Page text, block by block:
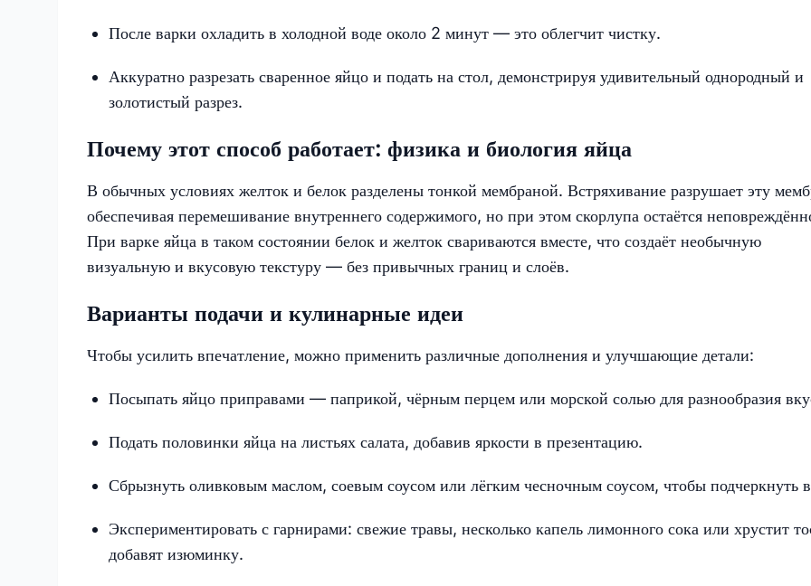
После варки охладить в холодной воде около 2 минут — это облегчит чистку.
Аккуратно разрезать сваренное яйцо и подать на стол, демонстрируя удивительный однородный и
золотистый разрез.
Почему этот способ работает: физика и биология яйца
В обычных условиях желток и белок разделены тонкой мембраной. Встряхивание разрушает эту
обеспечивая перемешивание внутреннего содержимого, но при этом скорлупа остаётся
При варке яйца в таком состоянии белок и желток свариваются вместе, что создаёт необычную
визуальную и вкусовую текстуру — без привычных границ и слоёв.
Варианты подачи и кулинарные идеи
Чтобы усилить впечатление, можно применить различные дополнения и улучшающие детали:
Посыпать яйцо приправами — паприкой, чёрным перцем или морской солью для разнообразия
Подать половинки яйца на листьях салата, добавив яркости в презентацию.
Сбрызнуть оливковым маслом, соевым соусом или лёгким чесночным соусом, чтобы подчеркнуть
Экспериментировать с гарнирами: свежие травы, несколько капель лимонного сока или хрустит
добавят изюминку.